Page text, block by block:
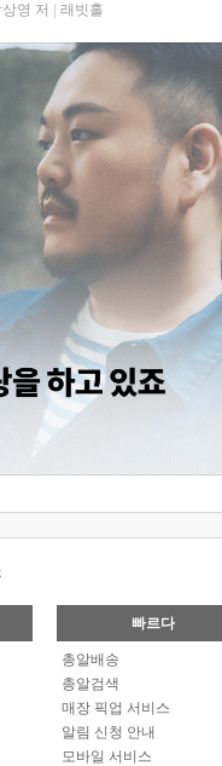
영 저 래빗홀
빠르다
총알배송
총알검색
매장 픽업 서비스
알림 신청 안내
모바일 서비스